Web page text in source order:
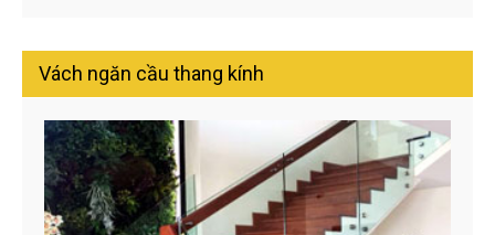
Vách ngăn cầu thang kính